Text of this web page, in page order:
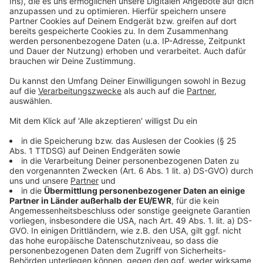
Drittanbieters, um Videoinhalte
einzubetten. Dieser Service kann
Daten zu Ihren Aktivitäten
sammeln. Bitte lesen Sie die
Nutzung des Service zu, um dieses
Video anzusehen.
Mehr Informationen
Akzeptieren
powered byUsercentrics Consent
Management Platform
ist ein weiterer Vorbote auf sein bald kommendes
neues Album.
Anzeige